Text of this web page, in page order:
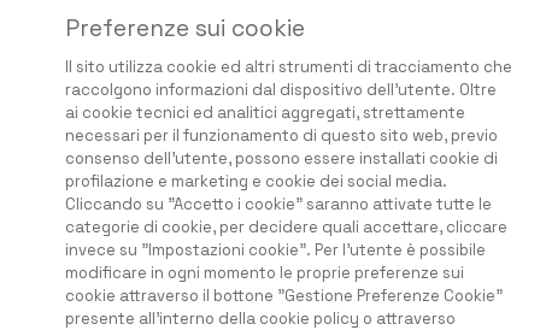
Preferenze sui cookie
Il sito utilizza cookie ed altri strumenti di tracciamento che
raccolgono informazioni dal dispositivo dell'utente. Oltre
ai cookie tecnici ed analitici aggregati, strettamente
necessari per il funzionamento di questo sito web, previo
consenso dell'utente, possono essere installati cookie di
profilazione e marketing e cookie dei social media.
Cliccando su "Accetto i cookie" saranno attivate tutte le
categorie di cookie, per decidere quali accettare, cliccare
invece su "Impostazioni cookie". Per l'utente è possibile
modificare in ogni momento le proprie preferenze sui
cookie attraverso il bottone "Gestione Preferenze Cookie"
presente all'interno della cookie policy o attraverso